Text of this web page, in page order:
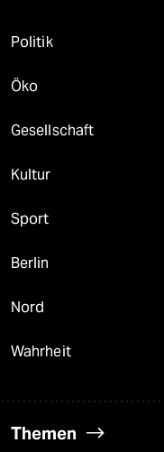
Politik
Öko
Gesellschaft
Kultur
Sport
Berlin
Nord
Wahrheit
Themen